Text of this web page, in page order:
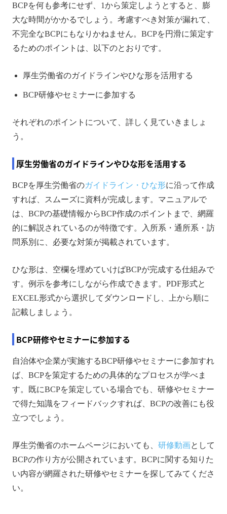
BCPを何も参考にせず、1から策定しようとすると、膨
大な時間がかかるでしょう。考慮すべき対策が漏れて、
不完全なBCPにもなりかねません。BCPを円滑に策定す
るためのポイントは、以下のとおりです。
厚生労働省のガイドラインやひな形を活用する
BCP研修やセミナーに参加する
それぞれのポイントについて、詳しく見ていきましょ
う。
厚生労働省のガイドラインやひな形を活用する
BCPを厚生労働省のガイドライン・ひな形に沿って作成
すれば、スムーズに資料が完成します。マニュアルで
は、BCPの基礎情報からBCP作成のポイントまで、網羅
的に解説されているのが特徴です。入所系・通所系・訪
問系別に、必要な対策が掲載されています。
ひな形は、空欄を埋めていけばBCPが完成する仕組みで
す。例示を参考にしながら作成できます。PDF形式と
EXCEL形式から選択してダウンロードし、上から順に
記載しましょう。
BCP研修やセミナーに参加する
自治体や企業が実施するBCP研修やセミナーに参加すれ
ば、BCPを策定するための具体的なプロセスが学べま
す。既にBCPを策定している場合でも、研修やセミナー
で得た知識をフィードバックすれば、BCPの改善にも役
立つでしょう。
厚生労働省のホームページにおいても、 研修動画として
BCPの作り方が公開されています。BCPに関する知りた
い内容が網羅された研修やセミナーを探してみてくださ
い。